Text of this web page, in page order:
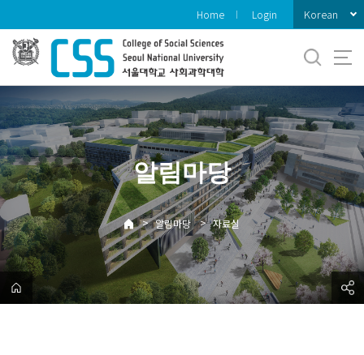
로
메
Home Login Korean
알림마당
> 알림마당 > 자료실